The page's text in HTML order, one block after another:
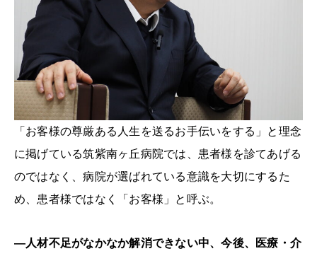
「お客様の尊厳ある人生を送るお手伝いをする」と理念
に掲げている筑紫南ヶ丘病院では、患者様を診てあげる
のではなく、病院が選ばれている意識を大切にするた
め、患者様ではなく「お客様」と呼ぶ。
―人材不足がなかなか解消できない中、今後、医療・介